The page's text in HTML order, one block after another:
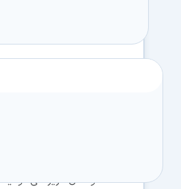
دوستان عزیز می